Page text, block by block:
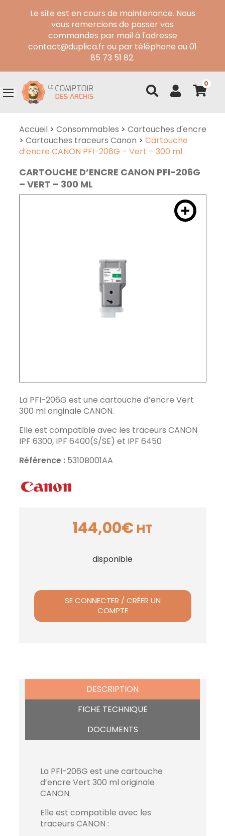
Le site est en cours de maintenance. Nous
vous remercions de passer vos
commandes par mail à l'adresse
contact@duplica.fr ou par téléphone au 01
85 73 51 82.
0
Accueil > Consommables > Cartouches d'encre
> Cartouches traceurs Canon > Cartouche
d’encre CANON PFI-206G – Vert – 300 ml
CARTOUCHE D’ENCRE CANON PFI-206G
– VERT – 300 ML
La PFI-206G est une cartouche d’encre Vert
300 ml originale CANON.
Elle est compatible avec les traceurs CANON
IPF 6300, IPF 6400(S/SE) et IPF 6450
Référence : 5310B001AA
144,00€ HT
disponible
SE CONNECTER / CRÉER UN
COMPTE
DESCRIPTION
FICHE TECHNIQUE
DOCUMENTS
La PFI-206G est une cartouche
d’encre Vert 300 ml originale
CANON.
Elle est compatible avec les
traceurs CANON :